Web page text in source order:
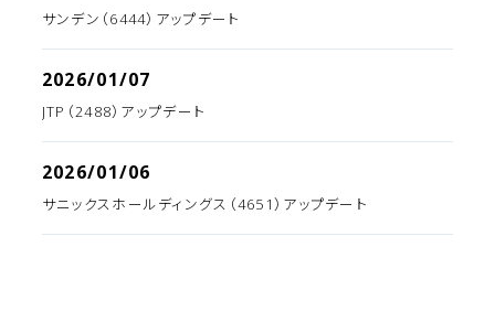
サンデン（6444）アップデート
2026/01/07
JTP（2488）アップデート
2026/01/06
サニックスホールディングス（4651）アップデート